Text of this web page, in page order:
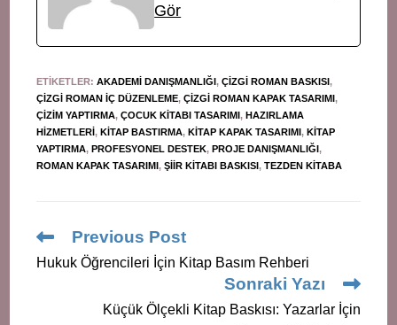
Gör
ETIKETLER:AKADEMI DANIŞMANLIĞI, ÇIZGI ROMAN BASKISI,
ÇIZGI ROMAN IÇ DÜZENLEME, ÇIZGI ROMAN KAPAK TASARIMI,
ÇIZIM YAPTIRMA, ÇOCUK KITABI TASARIMI, HAZIRLAMA
HIZMETLERI, KITAP BASTIRMA, KITAP KAPAK TASARIMI, KITAP
YAPTIRMA, PROFESYONEL DESTEK, PROJE DANIŞMANLIĞI,
ROMAN KAPAK TASARIMI, ŞIIR KITABI BASKISI, TEZDEN KITABA
Read
more
articles
Previous Post
Hukuk Öğrencileri İçin Kitap Basım Rehberi
Sonraki Yazı
Küçük Ölçekli Kitap Baskısı: Yazarlar İçin